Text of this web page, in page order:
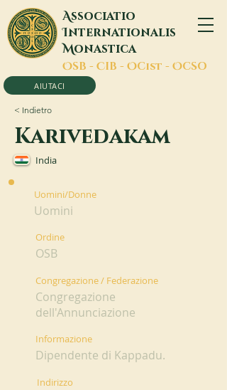
Associatio
Internationalis
Monastica
OSB - CIB - OCist - OCSO
AIUTACI
< Indietro
Karivedakam
India
Uomini/Donne
Uomini
Ordine
OSB
Congregazione / Federazione
Congregazione
dell'Annunciazione
Informazione
Dipendente di Kappadu.
Indirizzo